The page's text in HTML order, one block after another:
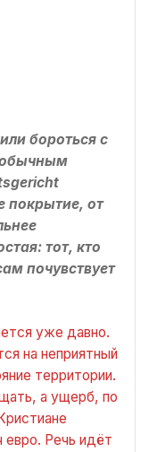
бороться с
покрытие, от
тот, кто
почувствует
уже давно.
на неприятный
территории.
а ущерб, по
Речь идёт